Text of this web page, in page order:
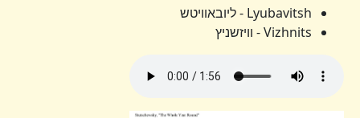
Lyubavitsh - ליובאוויטש
Vizhnits - וויזשניץ